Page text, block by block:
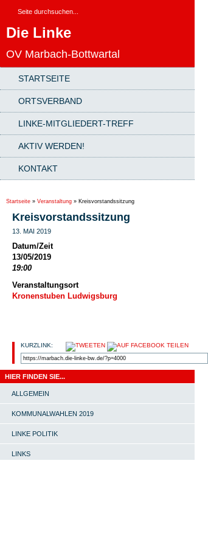
Die Linke
OV Marbach-Bottwartal
STARTSEITE
ORTSVERBAND
LINKE-MITGLIEDERT-TREFF
AKTIV WERDEN!
KONTAKT
Startseite » Veranstaltung » Kreisvorstandssitzung
Kreisvorstandssitzung
13. MAI 2019
Datum/Zeit
13/05/2019
19:00
Veranstaltungsort
Kronenstuben Ludwigsburg
KURZLINK:
HIER FINDEN SIE...
ALLGEMEIN
KOMMUNALWAHLEN 2019
LINKE POLITIK
LINKS